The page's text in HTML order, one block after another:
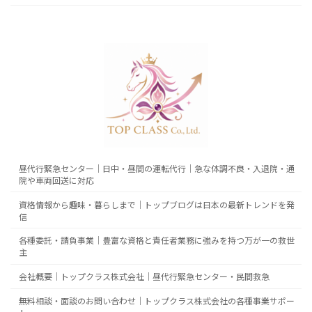
昼代行緊急センター｜日中・昼間の運転代行｜急な体調不良・入退院・通
院や車両回送に対応
資格情報から趣味・暮らしまで｜トップブログは日本の最新トレンドを発
信
各種委託・請負事業｜豊富な資格と責任者業務に強みを持つ万が一の救世
主
会社概要｜トップクラス株式会社｜昼代行緊急センター・民間救急
無料相談・面談のお問い合わせ｜トップクラス株式会社の各種事業サポー